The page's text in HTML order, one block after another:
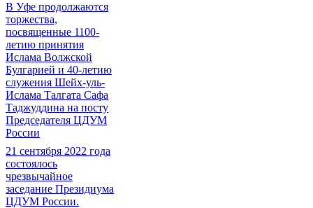
В Уфе продолжаются
торжества,
посвященные 1100-
летию принятия
Ислама Волжской
Булгарией и 40-летию
служения Шейх-уль-
Ислама Талгата Сафа
Таджуддина на посту
Председателя ЦДУМ
России
21 сентября 2022 года
состоялось
чрезвычайное
заседание Президиума
ЦДУМ России.